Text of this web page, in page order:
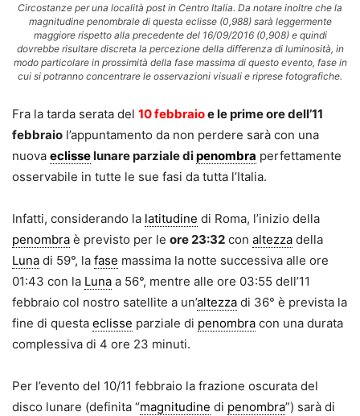
Circostanze per una località post in Centro Italia. Da notare inoltre che la
magnitudine penombrale di questa eclisse (0,988) sarà leggermente
maggiore rispetto alla precedente del 16/09/2016 (0,908) e quindi
dovrebbe risultare discreta la percezione della differenza di luminosità, in
modo particolare in prossimità della fase massima di questo evento, fase in
cui si potranno concentrare le osservazioni visuali e riprese fotografiche.
Fra la tarda serata del 10 febbraioe le prime ore dell’11
febbraio l’appuntamento da non perdere sarà con una
nuova eclisselunare parziale dipenombra perfettamente
osservabile in tutte le sue fasi da tutta l’Italia.
Infatti, considerando la latitudine di Roma, l’inizio della
penombra è previsto per le ore 23:32 con altezza della
Luna di 59°, la fase massima la notte successiva alle ore
01:43 con la Luna a 56°, mentre alle ore 03:55 dell’11
febbraio col nostro satellite a un’altezza di 36° è prevista la
fine di questa eclisse parziale di penombra con una durata
complessiva di 4 ore 23 minuti.
Per l’evento del 10/11 febbraio la frazione oscurata del
disco lunare (definita “magnitudine di penombra”) sarà di